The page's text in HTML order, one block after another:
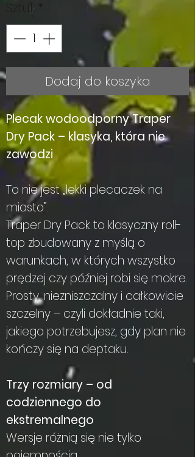
Sztuk *
Dodaj do koszyka
Plecak wodoodporny Traper
Dry Pack – klasyka, która nie
zawodzi
To nie jest „lekki plecaczek na
miasto”.
Traper Dry Pack to klasyczny roll-
top zbudowany z myślą o
warunkach, w których wszystko
prędzej czy później robi się mokre.
Prosty, niezniszczalny i całkowicie
szczelny – czyli dokładnie taki,
jakiego potrzebujesz, gdy plan nie
kończy się na deptaku.
Trzy rozmiary – od
codziennego do
ekstremalnego
Wersje różnią się nie tylko